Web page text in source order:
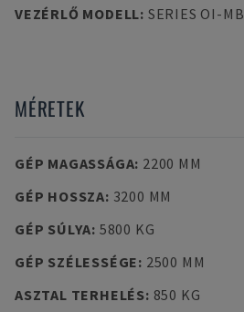
VEZÉRLŐ MODELL: SERIES OI-MB
MÉRETEK
GÉP MAGASSÁGA: 2200 MM
GÉP HOSSZA: 3200 MM
GÉP SÚLYA: 5800 KG
GÉP SZÉLESSÉGE: 2500 MM
ASZTAL TERHELÉS: 850 KG